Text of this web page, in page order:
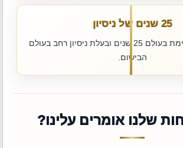
25 שנים של ניסיון
החברה שלנו קיימת בעולם 25 שנים ובעלת ניסיון רחב בעולם
הבישום.
שלנו אומרים עלינו?